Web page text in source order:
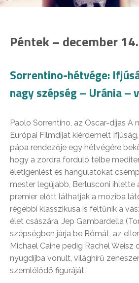
Péntek – december 14.
Sorrentino-hétvége:
nagy szépség – Uránia –
Paolo Sorrentino, az Oscar-díjas A
Európai Filmdíjat kiérdemelt
pápa rendezője egy hétvégére
hogy a zordra forduló télbe
életigenlést és hangulatokat
mester legújabb, Berlusconi
premier előtt láthatják a moziba
régebbi klasszikusa is feltűnik a
élet császára, Jep Gambardella
szépségben járja be Rómát, az
Michael Caine pedig Rachel Weisz
nyugdíjba vonult, világhírű
szemlélődő figuráját.